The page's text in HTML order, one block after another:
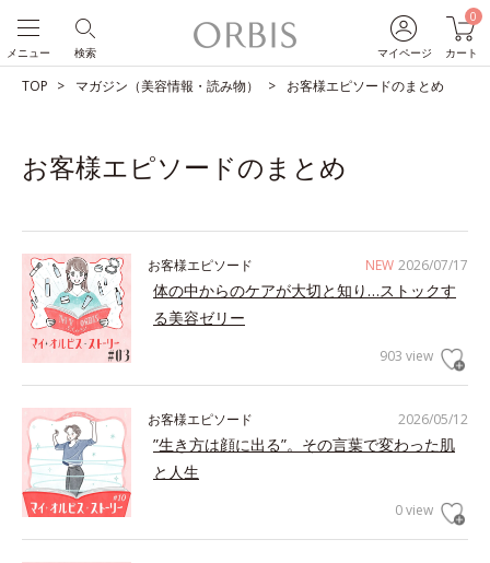
マイページ
0
カート
検索
メニュー
TOP マガジン（美容情報・読み物） お客様エピソードのまとめ
お客様エピソードのまとめ
NEW 2026/07/17
お客様エピソード
体の中からのケアが大切と知り…ストックす
る美容ゼリー
903 view
2026/05/12
お客様エピソード
”生き方は顔に出る”。その言葉で変わった肌
と人生
0 view